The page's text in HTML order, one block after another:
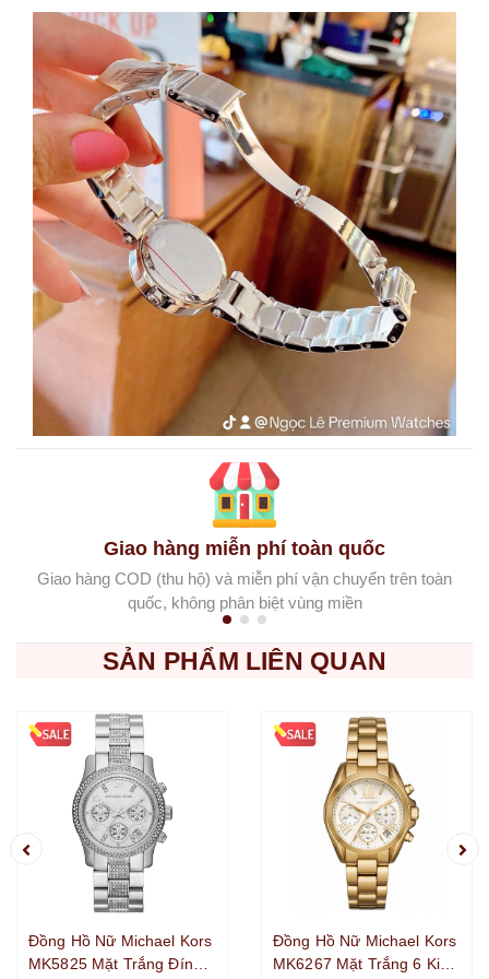
Giao hàng miễn phí toàn quốc
Giao hàng COD (thu hộ) và miễn phí vận chuyển trên toàn
quốc, không phân biệt vùng miền
SẢN PHẨM LIÊN QUAN
Đồng Hồ Nữ Michael Kors
MK5825 Mặt Trắng Đính
Đồng Hồ Nữ Michael Kors
MK6267 Mặt Trắng 6 Kim